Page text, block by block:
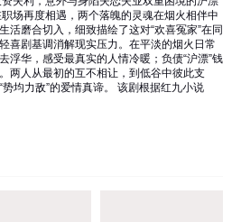
场再度相遇，两个落魄的灵魂在烟火相伴中
活磨合切入，细致描绘了这对“欢喜冤家”在同
喜剧基调消解现实压力。在平淡的烟火日常
浮华，感受最真实的人情冷暖；负债“沪漂”钱
两人从最初的互不相让，到低谷中彼此支
均力敌”的爱情真谛。 该剧根据红九小说